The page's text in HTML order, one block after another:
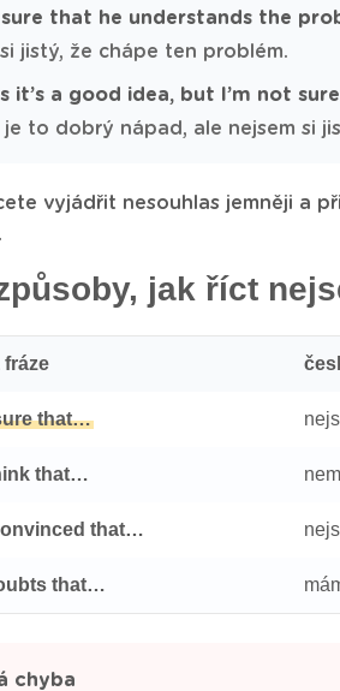
sure that he understands the
si jistý, že chápe ten problém.
it’s a good idea, but I’m not
je to dobrý nápad, ale nejsem si
vyjádřit nesouhlas jemněji a
.
jak říct
that…
that…
that…
that…
chyba